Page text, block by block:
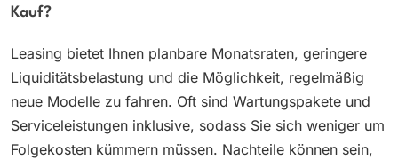
Kauf?
Leasing bietet Ihnen planbare Monatsraten, geringere
Liquiditätsbelastung und die Möglichkeit, regelmäßig
neue Modelle zu fahren. Oft sind Wartungspakete und
Serviceleistungen inklusive, sodass Sie sich weniger um
Folgekosten kümmern müssen. Nachteile können sein,